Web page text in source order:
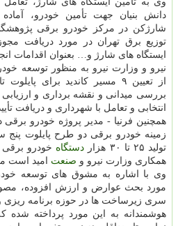
دانش بنیان جهت تأمین خودرو،
شارژكن در مركز خودرو برقی
توزیع برق تهران در مورد دریافت
ایستگاه های شارژ و… بعنوان اقدامات
نیرو و وزارت نیرو به منظور توسعه
از تعیین ۹ مسیر كاندید برای
بررسی میدانی و نقشه برداری و
انتخابی و تعامل با شهرداری و دریافت
همچنین فرنیا - مدیر پروژه خودرو برقی
زمینه خودرو برقی دو طرح پایلوت
تولید ۲۵ تا ۳۰ هزار
دستگاه
همكاری وزارت نیرو و صنعت امید است
وی با اشاره به مشوق های توسعه
مورد بحث عوارض و ارزش افزوده،
سری زیرساخت ها در حوزه برنامه ریزی
هوشمندانه به این مورد پرداخته شده